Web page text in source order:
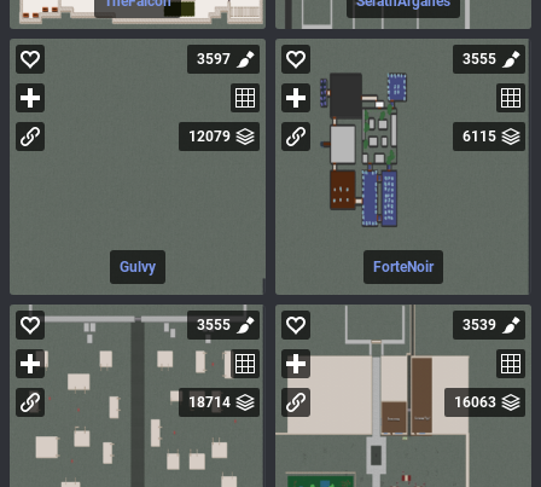
Gulvy
3597
12079
ForteNoir
3555
6115
3555
18714
3539
16063